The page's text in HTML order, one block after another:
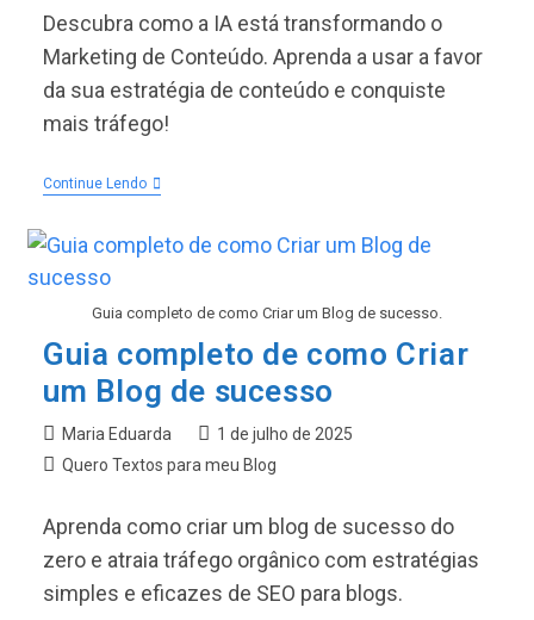
post:
Descubra como a IA está transformando o
Marketing de Conteúdo. Aprenda a usar a favor
da sua estratégia de conteúdo e conquiste
mais tráfego!
Continue LendoO
SEO:
O
De
Conteúdo
Guia completo de como Criar um Blog de sucesso.
Guia completo de como Criar
um Blog de sucesso
Autor
do
Maria Eduarda
Post
publicado:
1 de julho de 2025
Categoria
Quero Textos para meu Blog
Aprenda como criar um blog de sucesso do
zero e atraia tráfego orgânico com estratégias
simples e eficazes de SEO para blogs.